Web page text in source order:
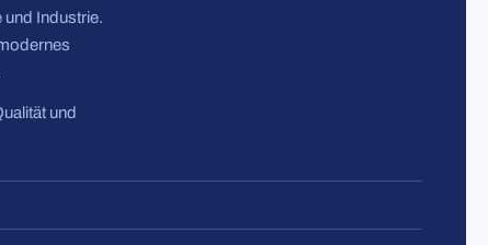
und Industrie.
und